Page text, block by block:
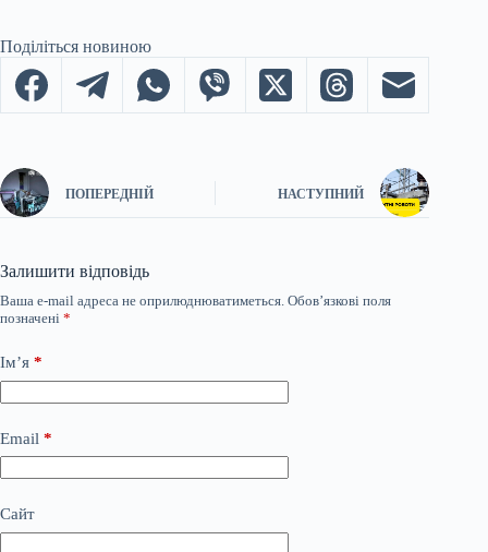
Поділіться новиною
ПОПЕРЕДНІЙ НАСТУПНИЙ
Залишити відповідь
Ваша e-mail адреса не оприлюднюватиметься. Обов’язкові поля
позначені *
Ім’я *
Email *
Сайт